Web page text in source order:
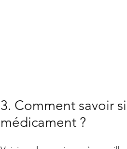
3. Comment savoir
médicament ?